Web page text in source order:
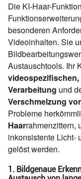
Die KI-Haar-
besonderen
Videoinhalten. Sie
Austauschtools. Ihr
Verarbeitung und
Verschmelzung
Probleme
Haarrahmenzittern,
inkonsistente Licht-
gelöst werden.
1. Bildgenaue